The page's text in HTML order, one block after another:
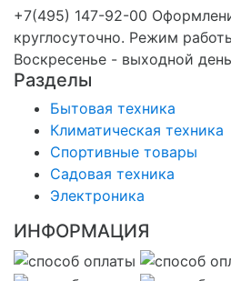
+7(495) 147-92-00
круглосуточно. Режим
Воскресенье - выходной день
Разделы
Бытовая техника
Климатическая техника
Спортивные товары
Садовая техника
Электроника
ИНФОРМАЦИЯ